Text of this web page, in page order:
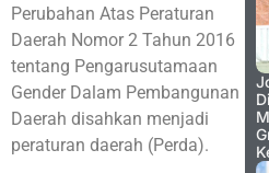
Perubahan Atas Peraturan
Daerah Nomor 2 Tahun 2016
tentang Pengarusutamaan
Gender Dalam Pembangunan
Daerah disahkan menjadi
peraturan daerah (Perda).